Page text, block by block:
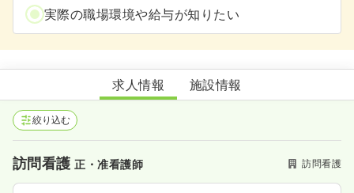
実際の職場環境や給与が知りたい
ケアメイト品川訪問看護ステーション
求人情報 施設情報
絞り込む
訪問看護正・准看護師 訪問看護